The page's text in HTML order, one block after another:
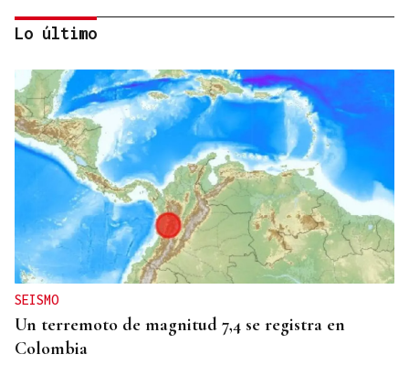
HELICOPTERO MEDICALIZADO
Un motorista en estado grave tras una colisión en
Velle
Lo último
SEISMO
Un terremoto de magnitud 7,4 se registra en
Colombia